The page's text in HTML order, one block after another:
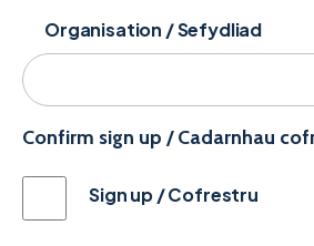
Organisation / Sefydliad
Confirm sign up / Cadarnhau
Sign up / Cofrestru